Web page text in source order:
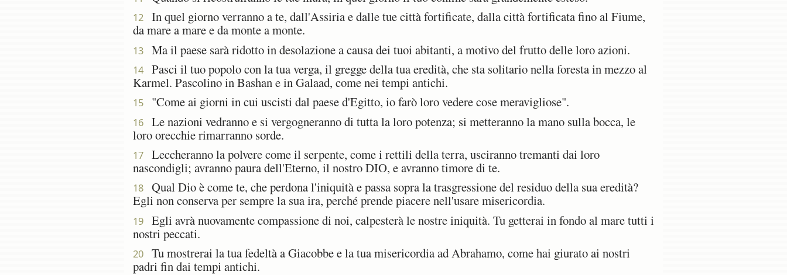
12
In quel giorno verranno a te, dall'Assiria e dalle tue città fortificate, dalla città fortificata fino al Fiume,
da mare a mare e da monte a monte.
13 Ma il paese sarà ridotto in desolazione a causa dei tuoi abitanti, a motivo del frutto delle loro azioni.
14
Pasci il tuo popolo con la tua verga, il gregge della tua eredità, che sta solitario nella foresta in mezzo al
Karmel. Pascolino in Bashan e in Galaad, come nei tempi antichi.
15 "Come ai giorni in cui uscisti dal paese d'Egitto, io farò loro vedere cose meravigliose".
16
Le nazioni vedranno e si vergogneranno di tutta la loro potenza; si metteranno la mano sulla bocca, le
loro orecchie rimarranno sorde.
17
Leccheranno la polvere come il serpente, come i rettili della terra, usciranno tremanti dai loro
nascondigli; avranno paura dell'Eterno, il nostro DIO, e avranno timore di te.
18
Qual Dio è come te, che perdona l'iniquità e passa sopra la trasgressione del residuo della sua eredità?
Egli non conserva per sempre la sua ira, perché prende piacere nell'usare misericordia.
19
Egli avrà nuovamente compassione di noi, calpesterà le nostre iniquità. Tu getterai in fondo al mare tutti i
nostri peccati.
20
Tu mostrerai la tua fedeltà a Giacobbe e la tua misericordia ad Abrahamo, come hai giurato ai nostri
padri fin dai tempi antichi.